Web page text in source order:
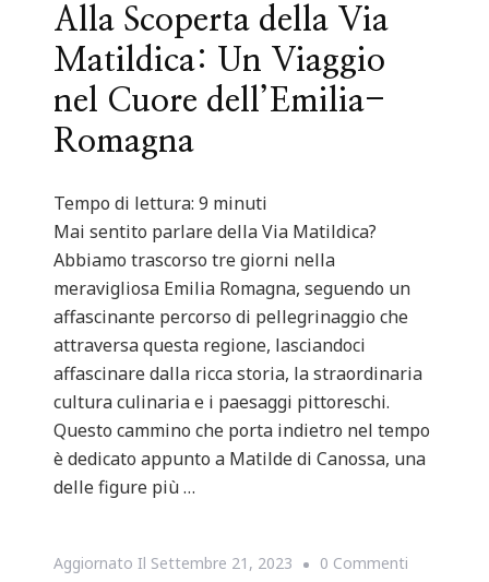
Alla Scoperta della Via
Matildica: Un Viaggio
nel Cuore dell’Emilia-
Romagna
Tempo di lettura: 9 minuti
Mai sentito parlare della Via Matildica?
Abbiamo trascorso tre giorni nella
meravigliosa Emilia Romagna, seguendo un
affascinante percorso di pellegrinaggio che
attraversa questa regione, lasciandoci
affascinare dalla ricca storia, la straordinaria
cultura culinaria e i paesaggi pittoreschi.
Questo cammino che porta indietro nel tempo
è dedicato appunto a Matilde di Canossa, una
delle figure più …
Aggiornato Il Settembre 21, 2023 0 Commenti